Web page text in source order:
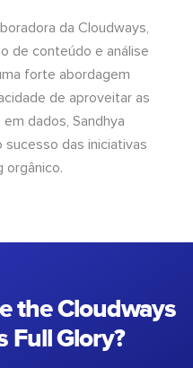
da Cloudways,
de conteúdo e análise
forte abordagem
de aproveitar as
dados, Sandhya
das iniciativas
orgânico.
the Cloudways
Full Glory?